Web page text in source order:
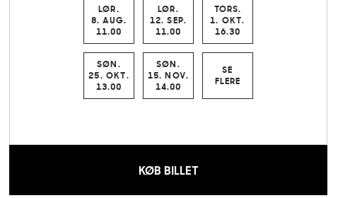
LØR.
8. AUG.
11.00
LØR.
12. SEP.
11.00
TORS.
1. OKT.
16.30
SØN.
25. OKT.
13.00
SØN.
15. NOV.
14.00
SE
FLERE
KØB BILLET